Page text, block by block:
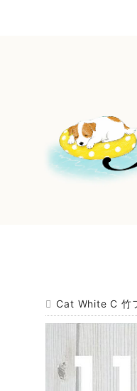
Cat White C 竹